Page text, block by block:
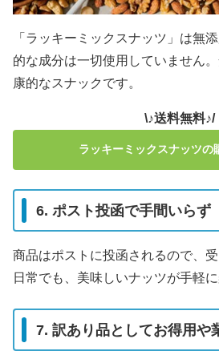
「ラッキーミックスナッツ」は無
的な成分は一切使用していません
康的なスナックです。
\♪送料無料♪/
ラッキーミックスナッツの
6. ポスト投函で手間いらず
商品はポストに投函されるので、
日常でも、美味しいナッツが手軽に
7. 訳あり品としてお得用や